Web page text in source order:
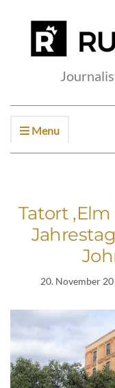
Menu
Tatort
20. November